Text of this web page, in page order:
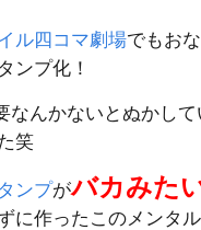
ル四コマ劇場でもお
ンプ化！
なんかないとぬかし
笑
ンプがバカみた
に作ったこのメンタル